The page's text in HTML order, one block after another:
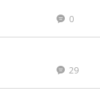
0
29